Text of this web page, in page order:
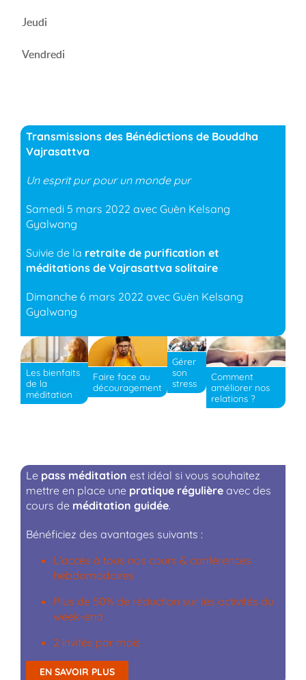
Jeudi
Vendredi
Transmissions des Bénédictions de Bouddha
Vajrasattva
Un esprit pur pour un monde pur
Samedi 5 mars 2022 avec Guèn Kelsang
Gyalwang
Suivie de la retraite de purification et
méditations de Vajrasattva solitaire
Dimanche 6 mars 2022 avec Guèn Kelsang
Gyalwang
Les bienfaits
de la
méditation
Faire face au
découragement
Gérer
son
stress
Comment
améliorer nos
relations ?
Le pass méditation est idéal si vous souhaitez
mettre en place une pratique régulière avec des
cours de méditation guidée.
Bénéficiez des avantages suivants :
L’accès à tous nos cours & conférences
hebdomadaires
Plus de 50% de réduction sur les activités du
week-end
2 invités par mois
EN SAVOIR PLUS